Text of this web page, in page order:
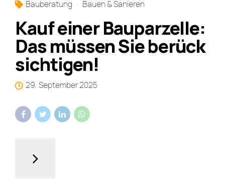
Bauberatung Bauen & Sanieren
Kauf einer Bauparzelle:
Das müssen Sie berück
sichtigen!
29. September 2025